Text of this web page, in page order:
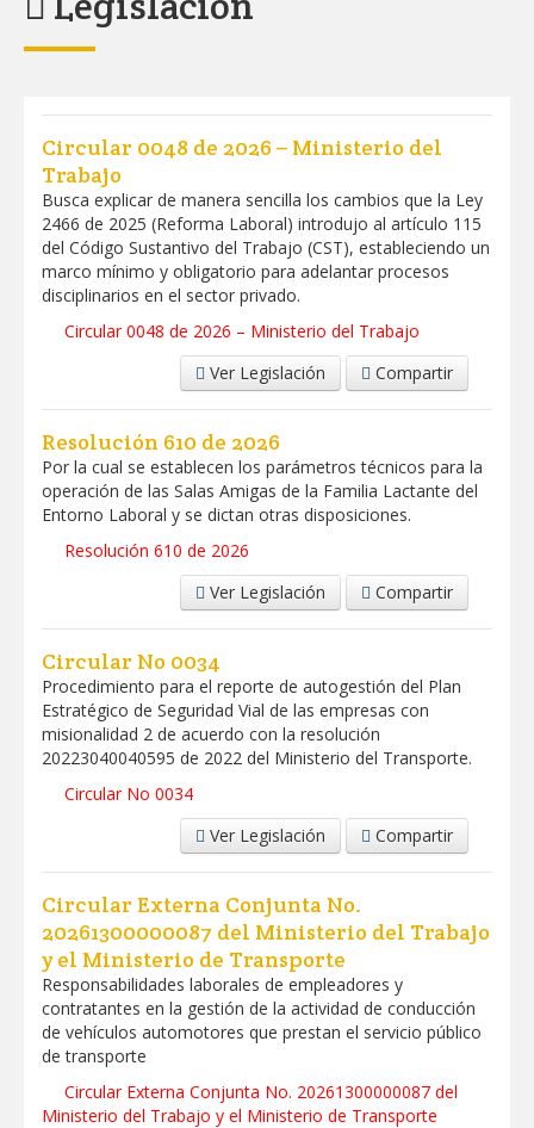
Circular 0048 de 2026 – Ministerio del
Trabajo
Busca explicar de manera sencilla los cambios que la Ley
2466 de 2025 (Reforma Laboral) introdujo al artículo 115
del Código Sustantivo del Trabajo (CST), estableciendo un
marco mínimo y obligatorio para adelantar procesos
disciplinarios en el sector privado.
Circular 0048 de 2026 – Ministerio del Trabajo
Ver Legislación
Compartir
Resolución 610 de 2026
Por la cual se establecen los parámetros técnicos para la
operación de las Salas Amigas de la Familia Lactante del
Entorno Laboral y se dictan otras disposiciones.
Resolución 610 de 2026
Ver Legislación
Compartir
Circular No 0034
Procedimiento para el reporte de autogestión del Plan
Estratégico de Seguridad Vial de las empresas con
misionalidad 2 de acuerdo con la resolución
20223040040595 de 2022 del Ministerio del Transporte.
Circular No 0034
Ver Legislación
Compartir
Circular Externa Conjunta No.
20261300000087 del Ministerio del Trabajo
y el Ministerio de Transporte
Responsabilidades laborales de empleadores y
contratantes en la gestión de la actividad de conducción
de vehículos automotores que prestan el servicio público
de transporte
Circular Externa Conjunta No. 20261300000087 del
Ministerio del Trabajo y el Ministerio de Transporte